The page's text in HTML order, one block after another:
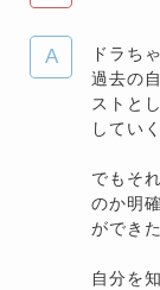
ドラち
過去の
ストと
してい
でもそ
のか明
ができ
自分を